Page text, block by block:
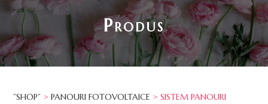
Produs
”SHOP” >PANOURI FOTOVOLTAICE > SISTEM PANOURI